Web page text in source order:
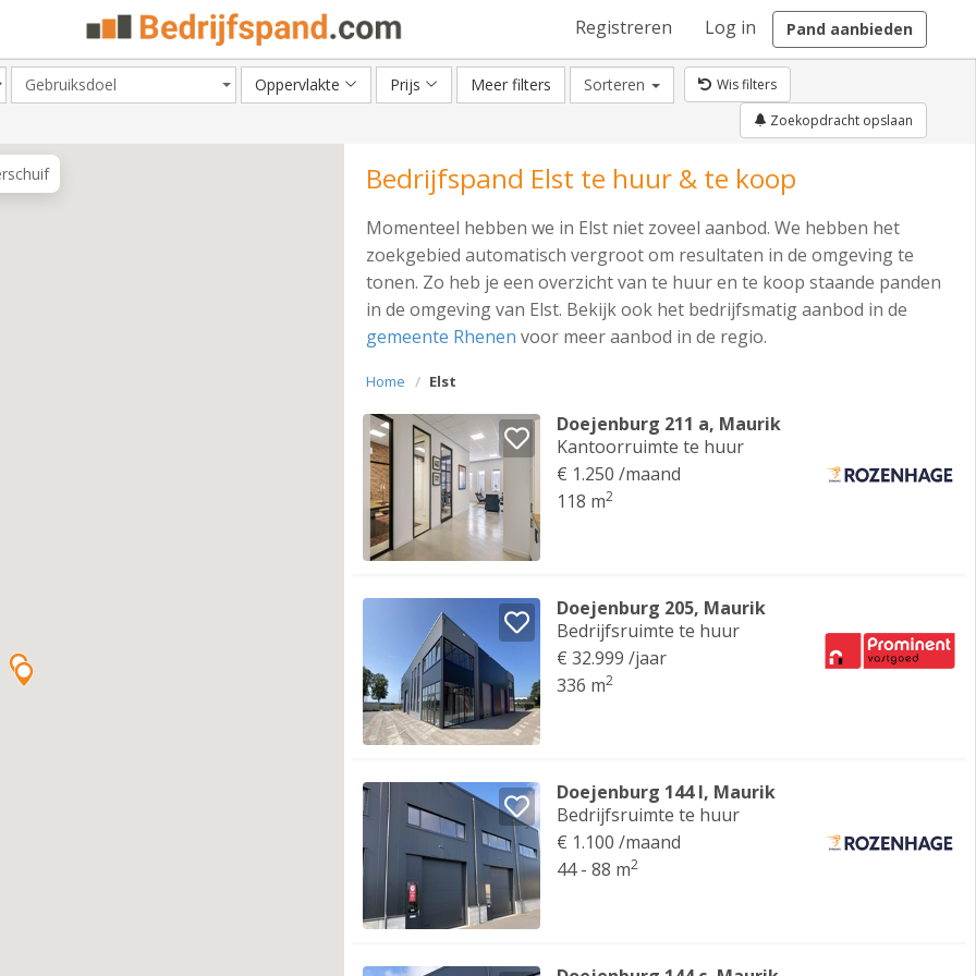
Registreren Log in Pand aanbieden
Gebruiksdoel Oppervlakte Prijs Meer filters Sorteren
Wis filters
Zoekopdracht opslaan
Bedrijfspand Elst te huur & te koop
Momenteel hebben we in Elst niet zoveel aanbod. We hebben het
zoekgebied automatisch vergroot om resultaten in de omgeving te
tonen. Zo heb je een overzicht van te huur en te koop staande panden
in de omgeving van Elst. Bekijk ook het bedrijfsmatig aanbod in de
gemeente Rhenen voor meer aanbod in de regio.
Home Elst
Doejenburg 211 a, Maurik
Kantoorruimte te huur
€ 1.250 /maand
118 m2
Doejenburg 205, Maurik
Bedrijfsruimte te huur
€ 32.999 /jaar
336 m2
Doejenburg 144 l, Maurik
Bedrijfsruimte te huur
€ 1.100 /maand
44 - 88 m2